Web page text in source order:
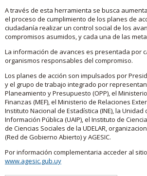
A través de esta herramienta se busca
el proceso de cumplimiento de los planes de
ciudadanía realizar un control social de los
compromisos asumidos, y cada una de las
La información de avances es presentada por
organismos responsables del compromiso.
Los planes de acción son impulsados por
y el grupo de trabajo integrado por
Planeamiento y Presupuesto (OPP), el
Finanzas (MEF), el Ministerio de Relaciones
Instituto Nacional de Estadística (INE), la Unidad
Información Pública (UAIP), el Instituto de
de Ciencias Sociales de la UDELAR,
(Red de Gobierno Abierto) y AGESIC.
Por información complementaria acceder al sitio
www.agesic.gub.uy